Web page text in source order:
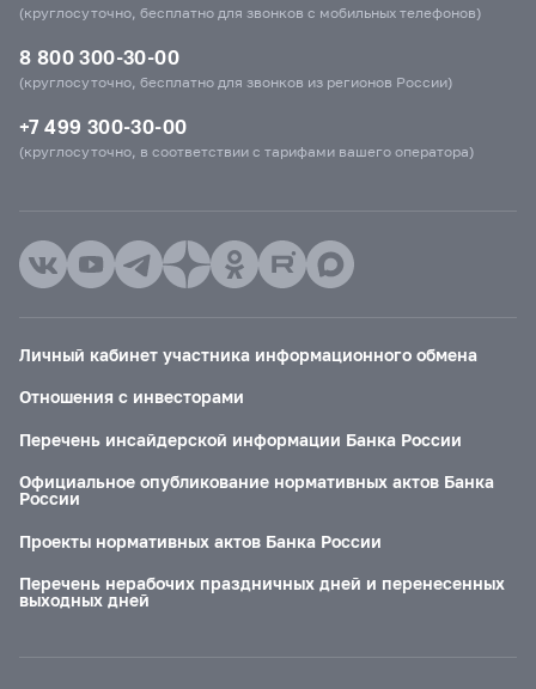
(круглосуточно, бесплатно для звонков с мобильных телефонов)
8 800 300-30-00
(круглосуточно, бесплатно для звонков из регионов России)
+7 499 300-30-00
(круглосуточно, в соответствии с тарифами вашего оператора)
Личный кабинет участника информационного обмена
Отношения с инвесторами
Перечень инсайдерской информации Банка России
Официальное опубликование нормативных актов Банка
России
Проекты нормативных актов Банка России
Перечень нерабочих праздничных дней и перенесенных
выходных дней